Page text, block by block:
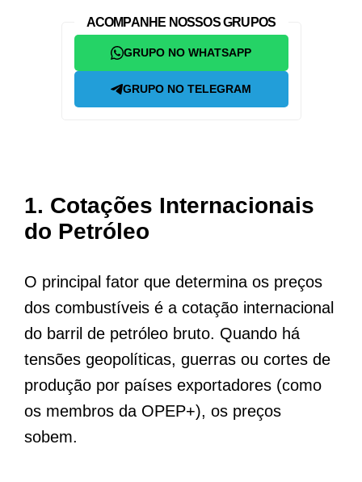
ACOMPANHE NOSSOS GRUPOS
GRUPO NO WHATSAPP
GRUPO NO TELEGRAM
1. Cotações Internacionais
do Petróleo
O principal fator que determina os preços
dos combustíveis é a cotação internacional
do barril de petróleo bruto. Quando há
tensões geopolíticas, guerras ou cortes de
produção por países exportadores (como
os membros da OPEP+), os preços
sobem.